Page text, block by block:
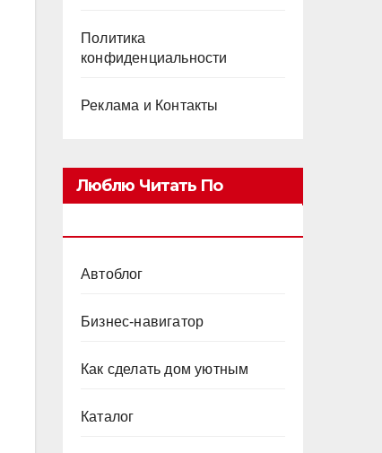
Политика
конфиденциальности
Реклама и Контакты
Люблю Читать По
Автоблог
Бизнес-навигатор
Как сделать дом уютным
Каталог